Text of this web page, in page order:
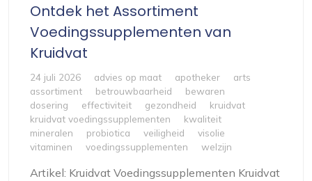
Ontdek het Assortiment
Voedingssupplementen van
Kruidvat
24 juli 2026 advies op maat apotheker
arts
assortiment
betrouwbaarheid
bewaren
dosering
effectiviteit gezondheid
kruidvat
kruidvat voedingssupplementen
kwaliteit
mineralen
probiotica veiligheid
visolie
vitaminen
voedingssupplementen welzijn
Artikel: Kruidvat Voedingssupplementen Kruidvat